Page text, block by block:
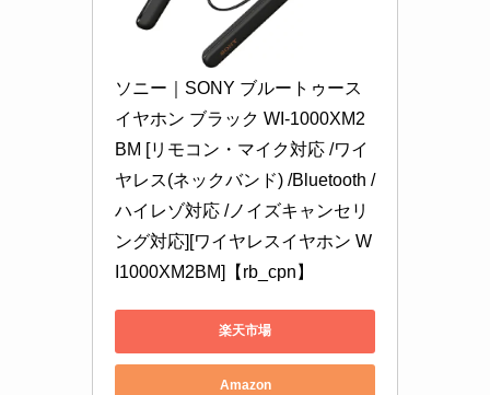
ソニー｜SONY ブルートゥース
イヤホン ブラック WI-1000XM2
BM [リモコン・マイク対応 /ワイ
ヤレス(ネックバンド) /Bluetooth /
ハイレゾ対応 /ノイズキャンセリ
ング対応][ワイヤレスイヤホン W
I1000XM2BM]【rb_cpn】
楽天市場
Amazon